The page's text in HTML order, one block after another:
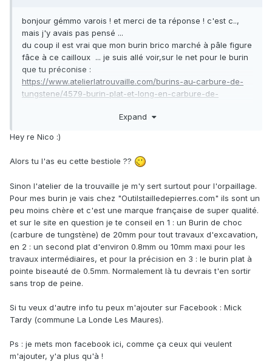
bonjour gémmo varois ! et merci de ta réponse ! c'est c..,
mais j'y avais pas pensé ...
du coup il est vrai que mon burin brico marché à pâle figure
fâce à ce cailloux ... je suis allé voir,sur le net pour le burin
que tu préconise :
https://www.atelierlatrouvaille.com/burins-au-carbure-de-
tungstene/4579-burin-plat-et-long-en-carbure-de-
il faudrai que je me procure le dernier de la liste ? avec ça
des jours et des jours ?
merci en tout cas pour ta réponse rapide, je retrouve
espoir, d'un jour la dégager et de peut être vous la montrer
Expand
Hey re Nico :)
Alors tu l'as eu cette bestiole ??
Sinon l'atelier de la trouvaille je m'y sert surtout pour l'orpaillage.
Pour mes burin je vais chez "Outilstailledepierres.com" ils sont un
peu moins chère et c'est une marque française de super qualité.
et sur le site en question je te conseil en 1 : un Burin de choc
(carbure de tungstène) de 20mm pour tout travaux d'excavation,
en 2 : un second plat d'environ 0.8mm ou 10mm maxi pour les
travaux intermédiaires, et pour la précision en 3 : le burin plat à
pointe biseauté de 0.5mm. Normalement là tu devrais t'en sortir
sans trop de peine.
Si tu veux d'autre info tu peux m'ajouter sur Facebook : Mick
Tardy (commune La Londe Les Maures).
Ps : je mets mon facebook ici, comme ça ceux qui veulent
m'ajouter, y'a plus qu'à !